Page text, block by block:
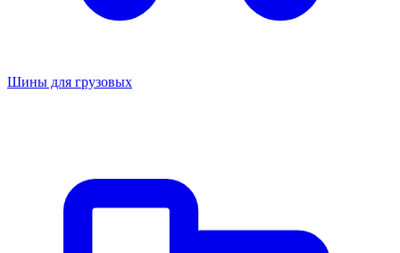
Шины для грузовых